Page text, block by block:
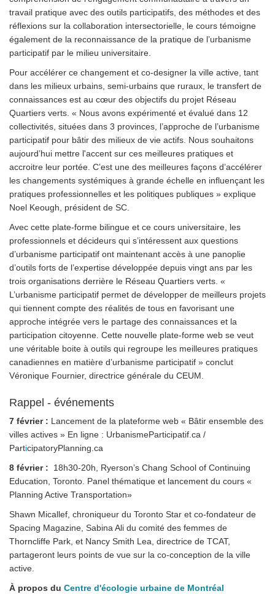
travail pratique avec des outils participatifs, des méthodes et des
réflexions sur la collaboration intersectorielle, le cours témoigne
également de la reconnaissance de la pratique de l’urbanisme
participatif par le milieu universitaire.
Pour accélérer ce changement et co-designer la ville active, tant
dans les milieux urbains, semi-urbains que ruraux, le transfert de
connaissances est au cœur des objectifs du projet Réseau
Quartiers verts. « Nous avons expérimenté et évalué dans 12
collectivités, situées dans 3 provinces, l’approche de l’urbanisme
participatif pour bâtir des milieux de vie actifs. Nous souhaitons
aujourd’hui mettre l'accent sur ces meilleures pratiques et
accroitre leur portée. C’est une des meilleures façons d’accélérer
les changements systémiques à grande échelle en influençant les
pratiques professionnelles et les politiques publiques » explique
Noel Keough, président de SC.
Avec cette plate-forme bilingue et ce cours universitaire, les
professionnels et décideurs qui s’intéressent aux questions
d’urbanisme participatif ont maintenant accès à une panoplie
d’outils forts de l’expertise développée depuis vingt ans par les
trois organisations derrière le Réseau Quartiers verts. «
L’urbanisme participatif permet de développer de meilleurs projets
qui tiennent compte des réalités de tous en favorisant une
approche intégrée vers le partage des connaissances et la
participation citoyenne. Cette nouvelle plate-forme web se veut
une véritable boite à outils qui regroupe les meilleures pratiques
canadiennes en matière d’urbanisme participatif » conclut
Véronique Fournier, directrice générale du CEUM.
Rappel - événements
7 février : Lancement de la plateforme web « Bâtir ensemble des
villes actives » En ligne : UrbanismeParticipatif.ca /
ParticipatoryPlanning.ca
8 février : 18h30-20h, Ryerson’s Chang School of Continuing
Education, Toronto. Panel thématique et lancement du cours «
Planning Active Transportation»
Shawn Micallef, chroniqueur du Toronto Star et co-fondateur de
Spacing Magazine, Sabina Ali du comité des femmes de
Thorncliffe Park, et Nancy Smith Lea, directrice de TCAT,
partageront leurs points de vue sur la co-conception de la ville
active.
À propos du Centre d'écologie urbaine de Montréal